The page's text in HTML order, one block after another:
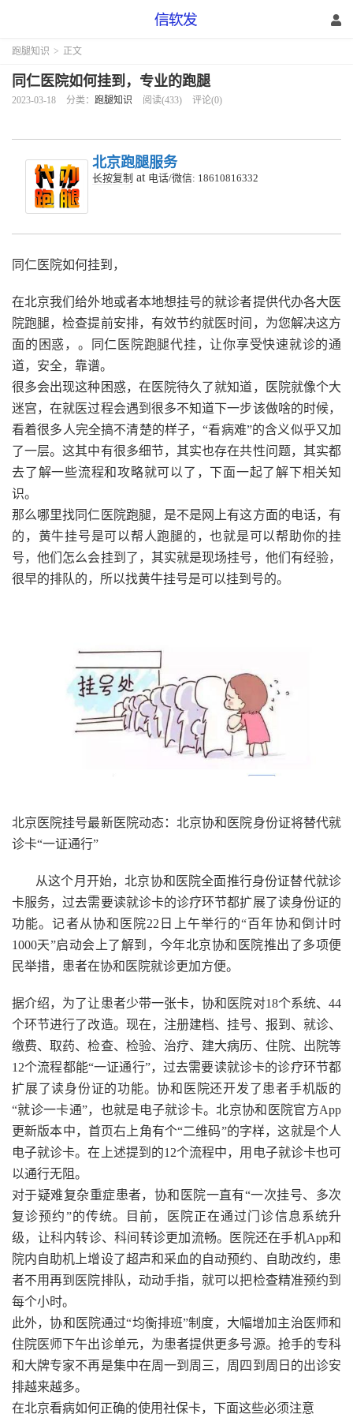
跑腿知识 > 正文
同仁医院如何挂到，专业的跑腿
2023-03-18 分类： 跑腿知识 阅读(433) 评论(0)
北京跑腿服务
长按复制 at 电话/微信: 18610816332
同仁医院如何挂到，
在北京我们给外地或者本地想挂号的就诊者提供代办各大医
院跑腿，检查提前安排，有效节约就医时间，为您解决这方
面的困惑，。同仁医院跑腿代挂，让你享受快速就诊的通
道，安全，靠谱。
很多会出现这种困惑，在医院待久了就知道，医院就像个大
迷宫，在就医过程会遇到很多不知道下一步该做啥的时候，
看着很多人完全搞不清楚的样子，“看病难”的含义似乎又加
了一层。这其中有很多细节，其实也存在共性问题，其实都
去了解一些流程和攻略就可以了，下面一起了解下相关知
识。
那么哪里找同仁医院跑腿，是不是网上有这方面的电话，有
的，黄牛挂号是可以帮人跑腿的，也就是可以帮助你的挂
号，他们怎么会挂到了，其实就是现场挂号，他们有经验，
很早的排队的，所以找黄牛挂号是可以挂到号的。
北京医院挂号最新医院动态：北京协和医院身份证将替代就
诊卡“一证通行”
从这个月开始，北京协和医院全面推行身份证替代就诊
卡服务，过去需要读就诊卡的诊疗环节都扩展了读身份证的
功能。记者从协和医院22日上午举行的“百年协和倒计时
1000天”启动会上了解到，今年北京协和医院推出了多项便
民举措，患者在协和医院就诊更加方便。
据介绍，为了让患者少带一张卡，协和医院对18个系统、44
个环节进行了改造。现在，注册建档、挂号、报到、就诊、
缴费、取药、检查、检验、治疗、建大病历、住院、出院等
12个流程都能“一证通行”，过去需要读就诊卡的诊疗环节都
扩展了读身份证的功能。协和医院还开发了患者手机版的
“就诊一卡通”，也就是电子就诊卡。北京协和医院官方App
更新版本中，首页右上角有个“二维码”的字样，这就是个人
电子就诊卡。在上述提到的12个流程中，用电子就诊卡也可
以通行无阻。
对于疑难复杂重症患者，协和医院一直有“一次挂号、多次
复诊预约”的传统。目前，医院正在通过门诊信息系统升
级，让科内转诊、科间转诊更加流畅。医院还在手机App和
院内自助机上增设了超声和采血的自动预约、自助改约，患
者不用再到医院排队，动动手指，就可以把检查精准预约到
每个小时。
此外，协和医院通过“均衡排班”制度，大幅增加主治医师和
住院医师下午出诊单元，为患者提供更多号源。抢手的专科
和大牌专家不再是集中在周一到周三，周四到周日的出诊安
排越来越多。
在北京看病如何正确的使用社保卡，下面这些必须注意